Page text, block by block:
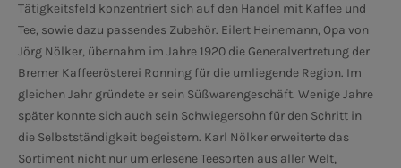
Tätigkeitsfeld konzentriert sich auf den Handel mit Kaffee und
Tee, sowie dazu passendes Zubehör. Eilert Heinemann, Opa von
Jörg Nölker, übernahm im Jahre 1920 die Generalvertretung der
Bremer Kaffeerösterei Ronning für die umliegende Region. Im
gleichen Jahr gründete er sein Süßwarengeschäft. Wenige Jahre
später konnte sich auch sein Schwiegersohn für den Schritt in
die Selbstständigkeit begeistern. Karl Nölker erweiterte das
Sortiment nicht nur um erlesene Teesorten aus aller Welt,